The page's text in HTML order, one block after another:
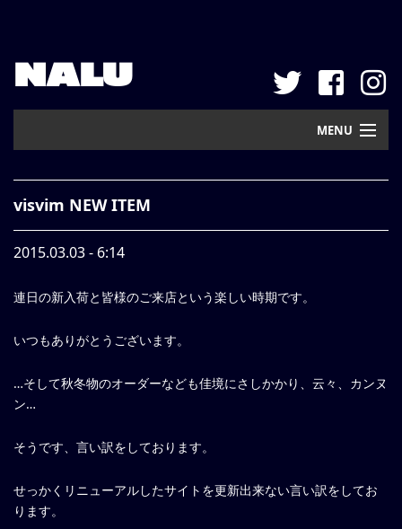
NALU
MENU
New Arrival
Pickup
Mail Order
Contact
Web Store
visvim NEW ITEM
2015.03.03 - 6:14
連日の新入荷と皆様のご来店という楽しい時期です。
いつもありがとうございます。
…そして秋冬物のオーダーなども佳境にさしかかり、云々、カンヌ
ン…
そうです、言い訳をしております。
せっかくリニューアルしたサイトを更新出来ない言い訳をしてお
ります。